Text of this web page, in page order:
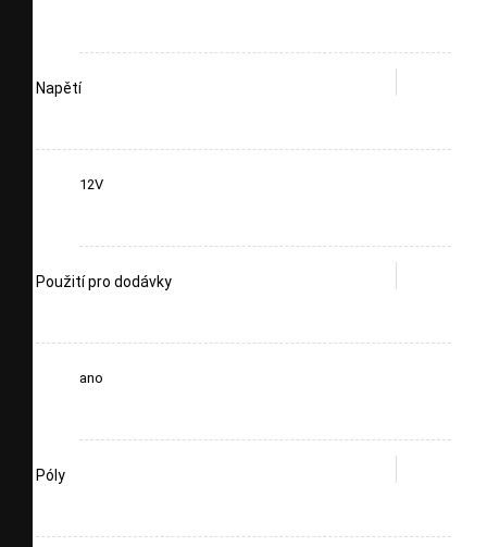
Napětí
12V
Použití pro dodávky
ano
Póly